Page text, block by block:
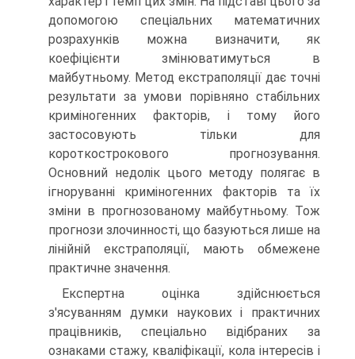
допомогою спеціальних математичних
розрахунків можна визначити, як
коефіцієнти змінюватимуться в
майбутньому. Метод екстраполяції дає точні
результати за умови порівняно стабільних
криміногенних факторів, і тому його
застосовують тільки для
короткострокового прогнозування.
Основний недолік цього методу полягає в
ігноруванні криміногенних факторів та їх
зміни в прогнозованому майбутньому. Тож
прогнози злочинності, що базуються лише на
лінійній екстраполяції, мають обмежене
практичне значення.
Експертна оцінка здійснюється
з'ясуванням думки наукових і практичних
працівників, спеціально відібраних за
ознаками стажу, кваліфікації, кола інтересів і